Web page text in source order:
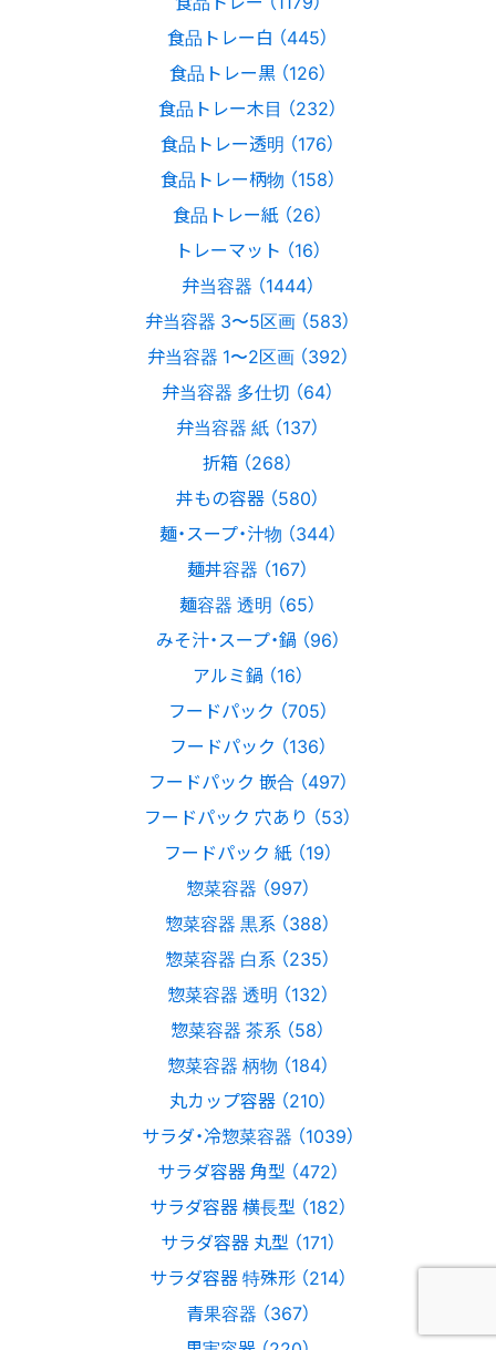
食品トレー白 （445）
食品トレー黒 （126）
食品トレー木目 （232）
食品トレー透明 （176）
食品トレー柄物 （158）
食品トレー紙 （26）
トレーマット （16）
弁当容器 （1444）
弁当容器 3〜5区画 （583）
弁当容器 1〜2区画 （392）
弁当容器 多仕切 （64）
弁当容器 紙 （137）
折箱 （268）
丼もの容器 （580）
麺・スープ・汁物 （344）
麺丼容器 （167）
麺容器 透明 （65）
みそ汁・スープ・鍋 （96）
アルミ鍋 （16）
フードパック （705）
フードパック （136）
フードパック 嵌合 （497）
フードパック 穴あり （53）
フードパック 紙 （19）
惣菜容器 （997）
惣菜容器 黒系 （388）
惣菜容器 白系 （235）
惣菜容器 透明 （132）
惣菜容器 茶系 （58）
惣菜容器 柄物 （184）
丸カップ容器 （210）
サラダ・冷惣菜容器 （1039）
サラダ容器 角型 （472）
サラダ容器 横長型 （182）
サラダ容器 丸型 （171）
サラダ容器 特殊形 （214）
青果容器 （367）